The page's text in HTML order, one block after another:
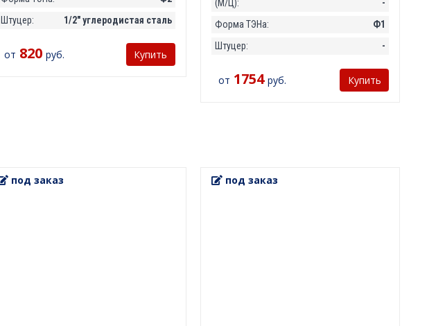
Штуцер:
1/2" углеродистая сталь
от 820 руб. Купить
(М/Ц):
-
Форма ТЭНа:
Ф1
Штуцер:
-
от 1754 руб. Купить
под заказ под заказ